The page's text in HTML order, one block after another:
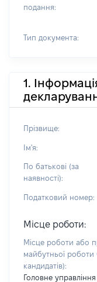
подання:
Тип документа:
1.
Прізвище:
Ім'я:
По батькові (за
наявності):
Податковий номер:
Місце роботи:
Місце роботи або
майбутньої
кандидатів):
Головне